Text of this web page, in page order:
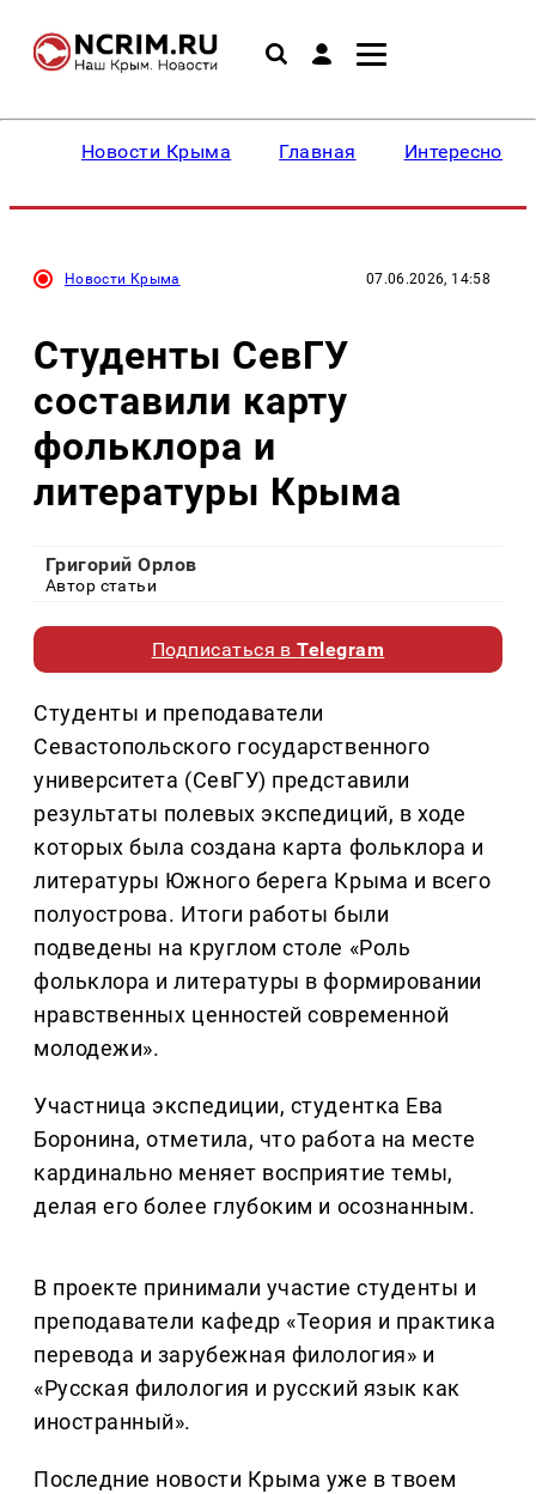
Новости Крыма Главная Интересное
Новости Крыма 07.06.2026, 14:58
Студенты СевГУ
составили карту
фольклора и
литературы Крыма
Григорий Орлов
Автор статьи
Подписаться вTelegram
Студенты и преподаватели
Севастопольского государственного
университета (СевГУ) представили
результаты полевых экспедиций, в ходе
которых была создана карта фольклора и
литературы Южного берега Крыма и всего
полуострова. Итоги работы были
подведены на круглом столе «Роль
фольклора и литературы в формировании
нравственных ценностей современной
молодежи».
Участница экспедиции, студентка Ева
Боронина, отметила, что работа на месте
кардинально меняет восприятие темы,
делая его более глубоким и осознанным.
В проекте принимали участие студенты и
преподаватели кафедр «Теория и практика
перевода и зарубежная филология» и
«Русская филология и русский язык как
иностранный».
Последние новости Крыма уже в твоем